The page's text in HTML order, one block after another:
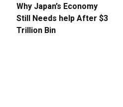
Why Japan’s Economy
Still Needs help After $3
Trillion Bin